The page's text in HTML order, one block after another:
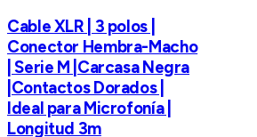
Cable XLR | 3 polos |
Conector Hembra-Macho
| Serie M |Carcasa Negra
|Contactos Dorados |
Ideal para Microfonía |
Longitud 3m